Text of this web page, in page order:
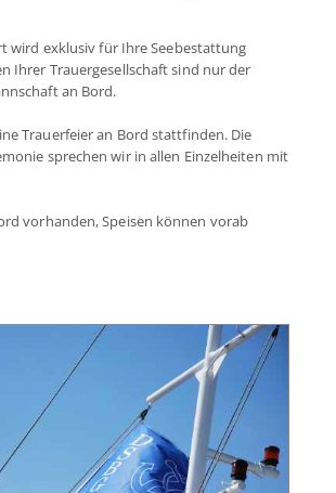
wird exklusiv für Ihre Seebestattung
Ihrer Trauergesellschaft sind nur der
an Bord.
Trauerfeier an Bord stattfinden. Die
sprechen wir in allen Einzelheiten mit
vorhanden, Speisen können vorab